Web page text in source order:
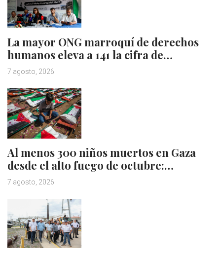
La mayor ONG marroquí de derechos
humanos eleva a 141 la cifra de…
7 agosto, 2026
Al menos 300 niños muertos en Gaza
desde el alto fuego de octubre:…
7 agosto, 2026